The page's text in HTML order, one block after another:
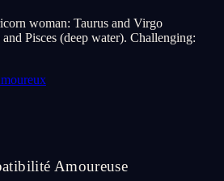
woman: Taurus and Virgo
Pisces (deep water). Challenging:
Amoureuse